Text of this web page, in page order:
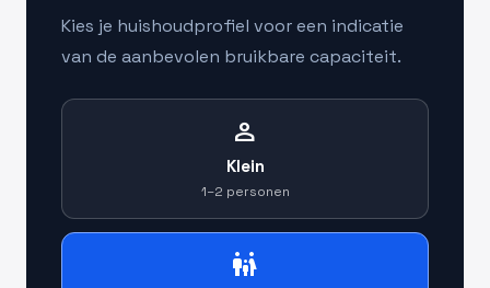
Kies je huishoudprofiel voor een indicatie
van de aanbevolen bruikbare capaciteit.
person
Klein
1–2 personen
family_restroom